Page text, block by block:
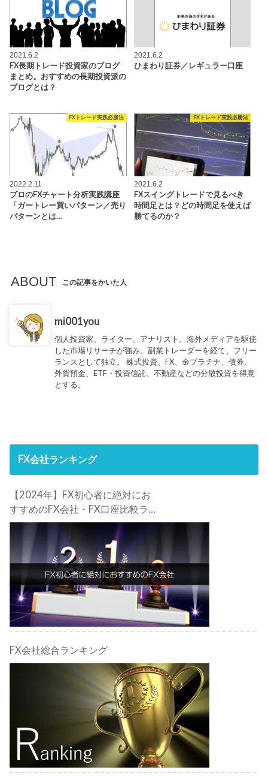
2021.6.2
FX長期トレード投資家のブログ
まとめ。おすすめの長期投資派の
ブログとは？
2021.6.2
ひまわり証券／レギュラー口座
FXトレード実践必勝法
2022.2.11
プロのFXチャート分析実践講座
「ガートレー買いパターン／売り
パターンとは…
FXトレード実践必勝法
2021.6.2
FXスイングトレードで見るべき
時間足とは？どの時間足を使えば
勝てるのか？
ABOUT この記事をかいた人
mi001you
個人投資家、ライター、アナリスト。海外メディアを駆使
した市場リサーチが強み。副業トレーダーを経て、フリー
ランスとして独立。 株式投資、FX、金プラチナ、債券、
外貨預金、ETF・投資信託、不動産などの分散投資を得意
とする。
FX会社ランキング
【2024年】FX初心者に絶対にお
すすめのFX会社・FX口座比較ラン
キング。FX初心者におすすめの理
由・注意点も合わせて解説しま
す！
FX会社総合ランキング